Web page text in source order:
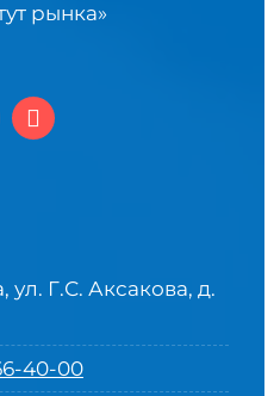
рынка»
ул. Г.С. Аксакова, д.
40-00